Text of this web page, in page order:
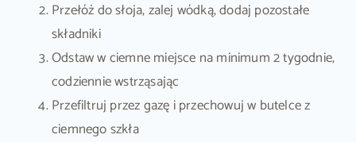
Przełóż do słoja, zalej wódką, dodaj pozostałe
składniki
Odstaw w ciemne miejsce na minimum 2 tygodnie,
codziennie wstrząsając
Przefiltruj przez gazę i przechowuj w butelce z
ciemnego szkła